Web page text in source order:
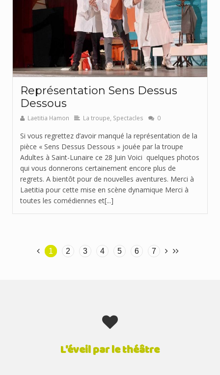
Représentation Sens Dessus
Dessous
Laetitia Hamon La troupe, Spectacles 0
Si vous regrettez d’avoir manqué la représentation de la
pièce « Sens Dessus Dessous » jouée par la troupe
Adultes à Saint-Lunaire ce 28 Juin Voici quelques photos
qui vous donnerons certainement encore plus de
regrets. A bientôt pour de nouvelles aventures. Merci à
Laetitia pour cette mise en scène dynamique Merci à
toutes les comédiennes et[...]
1 2 3 4 5 6 7
L'éveil par le théâtre